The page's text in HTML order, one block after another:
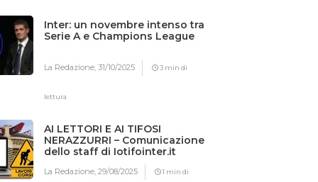
Inter: un novembre intenso tra
Serie A e Champions League
La Redazione,31/10/2025 3 min di
lettura
AI LETTORI E AI TIFOSI
NERAZZURRI – Comunicazione
dello staff di Iotifointer.it
La Redazione,29/08/2025 1 min di